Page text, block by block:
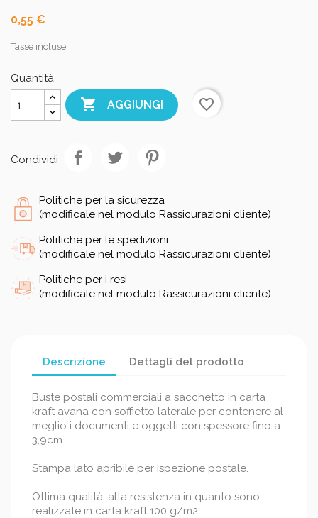
0,55 €
Tasse incluse
Quantità
 AGGIUNGI favorite_border
Condividi
Politiche per la sicurezza
(modificale nel modulo Rassicurazioni cliente)
Politiche per le spedizioni
(modificale nel modulo Rassicurazioni cliente)
Politiche per i resi
(modificale nel modulo Rassicurazioni cliente)
Descrizione Dettagli del prodotto
Buste postali commerciali a sacchetto in carta
kraft avana con soffietto laterale per contenere al
meglio i documenti e oggetti con spessore fino a
3,9cm.
Stampa lato apribile per ispezione postale.
Ottima qualità, alta resistenza in quanto sono
realizzate in carta kraft 100 g/m2.